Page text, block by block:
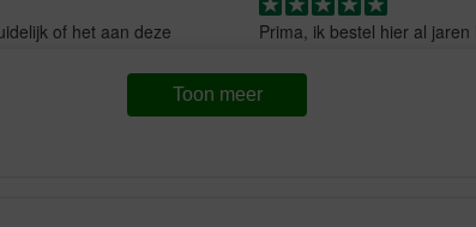
of het aan deze
Prima, ik bestel hier al
Toon meer